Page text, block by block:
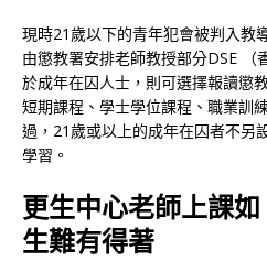
現時21歲以下的青年犯會被判入教
由懲教署安排老師教授部分DSE （
於成年在囚人士，則可選擇報讀懲
短期課程、學士學位課程、職業訓
過，21歲或以上的成年在囚者不另
學習。
更生中心老師上課
生難有得著